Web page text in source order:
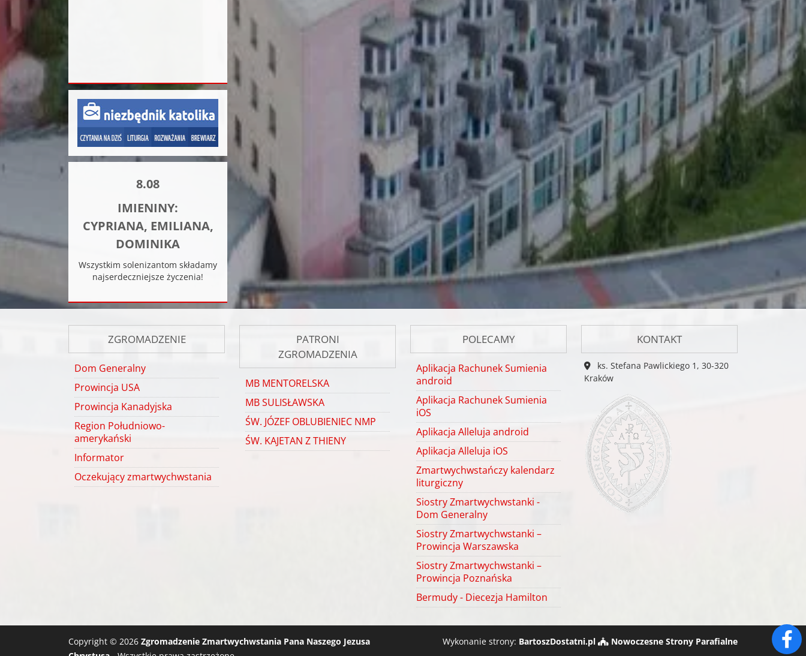
8.08
IMIENINY:
CYPRIANA, EMILIANA,
DOMINIKA
Wszystkim solenizantom składamy
najserdeczniejsze życzenia!
ZGROMADZENIE
Dom Generalny
Prowincja USA
Prowincja Kanadyjska
Region Południowo-
amerykański
Informator
Oczekujący zmartwychwstania
PATRONI
ZGROMADZENIA
MB MENTORELSKA
MB SULISŁAWSKA
ŚW. JÓZEF OBLUBIENIEC NMP
ŚW. KAJETAN Z THIENY
POLECAMY
Aplikacja Rachunek Sumienia
android
Aplikacja Rachunek Sumienia
iOS
Aplikacja Alleluja android
Aplikacja Alleluja iOS
Zmartwychwstańczy kalendarz
liturgiczny
Siostry Zmartwychwstanki -
Dom Generalny
Siostry Zmartwychwstanki –
Prowincja Warszawska
Siostry Zmartwychwstanki –
Prowincja Poznańska
Bermudy - Diecezja Hamilton
KONTAKT
ks. Stefana Pawlickiego 1, 30-320
Kraków
Copyright © 2026 Zgromadzenie Zmartwychwstania Pana Naszego Jezusa
Wykonanie strony: BartoszDostatni.pl Nowoczesne Strony Parafialne